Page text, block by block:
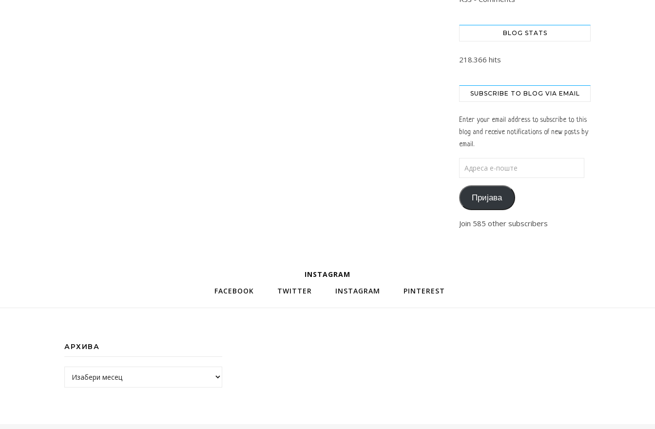
BLOG STATS
218.366 hits
SUBSCRIBE TO BLOG VIA EMAIL
Enter your email address to subscribe to this
blog and receive notifications of new posts by
email.
Пријава
Join 585 other subscribers
INSTAGRAM
FACEBOOK
TWITTER INSTAGRAM PINTEREST
АРХИВА
Архива